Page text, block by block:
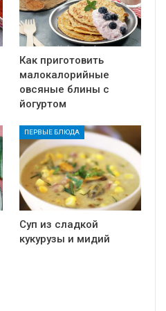
Как приготовить
малокалорийные
овсяные блины с
йогуртом
ПЕРВЫЕ БЛЮДА
Суп из сладкой
кукурузы и мидий